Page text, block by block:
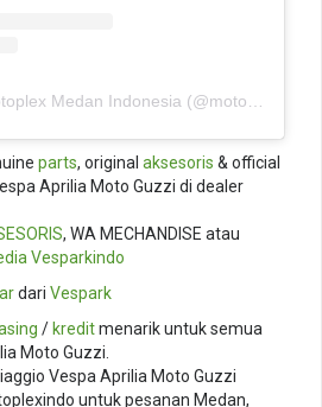
A post shared by Motoplex Medan Indonesia (@motoplexindo)
parts, original aksesoris & official
Aprilia Moto Guzzi di dealer
, WA MECHANDISE atau
Vesparkindo
dari Vespark
/ kreditmenarik untuk semua
Moto Guzzi.
Vespa Aprilia Moto Guzzi
untuk pesanan Medan,